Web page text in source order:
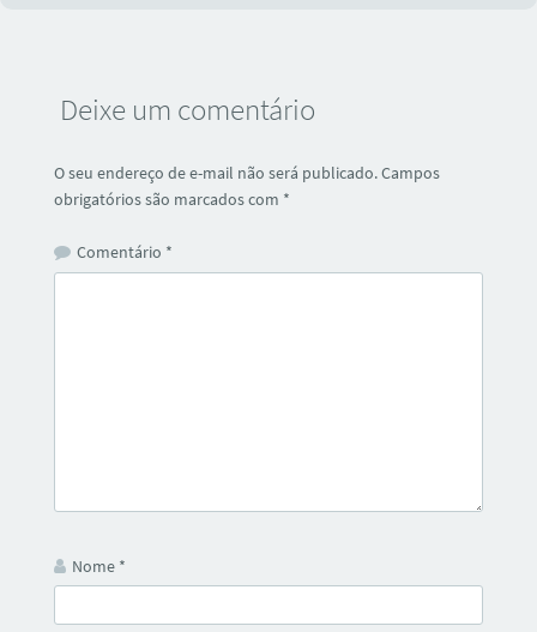
Deixe um comentário
O seu endereço de e-mail não será publicado.Campos
obrigatórios são marcados com *
Comentário *
Nome *